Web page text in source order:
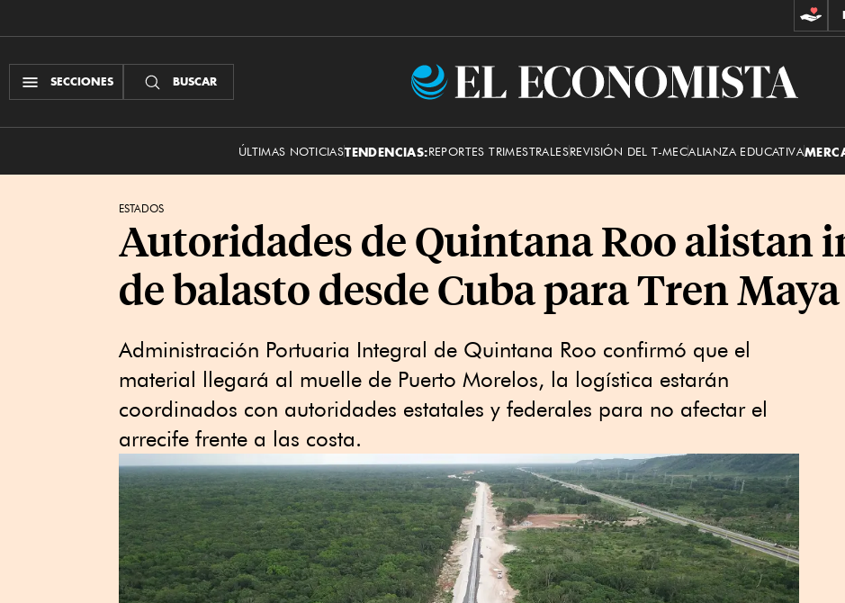
SECCIONES BUSCAR
El
ÚLTIMAS NOTICIASTENDENCIAS:REPORTES TRIMESTRALESREVISIÓN DEL T-MECALIANZA EDUCATIVA
ESTADOS
Autoridades de Quintana Roo alistan
de balasto desde Cuba para Tren Maya
Administración Portuaria Integral de Quintana Roo confirmó que el
material llegará al muelle de Puerto Morelos, la logística estarán
coordinados con autoridades estatales y federales para no afectar el
arrecife frente a las costa.